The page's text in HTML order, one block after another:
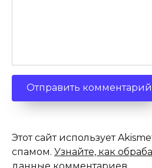
Этот сайт использует
спамом. Узнайте, как